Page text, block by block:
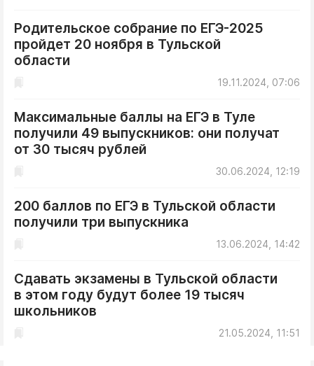
Родительское собрание по ЕГЭ-2025
пройдет 20 ноября в Тульской
области
19.11.2024, 07:06
Максимальные баллы на ЕГЭ в Туле
получили 49 выпускников: они получат
от 30 тысяч рублей
30.06.2024, 12:19
200 баллов по ЕГЭ в Тульской области
получили три выпускника
13.06.2024, 14:42
Сдавать экзамены в Тульской области
в этом году будут более 19 тысяч
школьников
21.05.2024, 11:51